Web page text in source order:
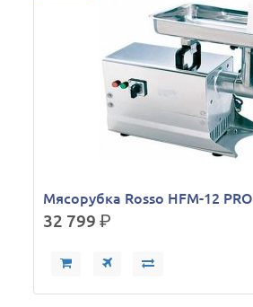
Мясорубка Rosso HFM-12 PRO
32 799р.